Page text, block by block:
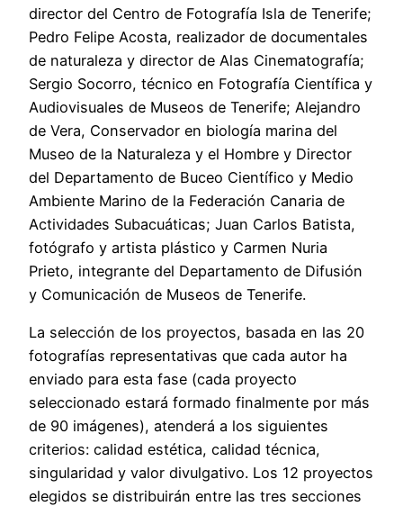
director del Centro de Fotografía Isla de Tenerife;
Pedro Felipe Acosta, realizador de documentales
de naturaleza y director de Alas Cinematografía;
Sergio Socorro, técnico en Fotografía Científica y
Audiovisuales de Museos de Tenerife; Alejandro
de Vera, Conservador en biología marina del
Museo de la Naturaleza y el Hombre y Director
del Departamento de Buceo Científico y Medio
Ambiente Marino de la Federación Canaria de
Actividades Subacuáticas; Juan Carlos Batista,
fotógrafo y artista plástico y Carmen Nuria
Prieto, integrante del Departamento de Difusión
y Comunicación de Museos de Tenerife.
La selección de los proyectos, basada en las 20
fotografías representativas que cada autor ha
enviado para esta fase (cada proyecto
seleccionado estará formado finalmente por más
de 90 imágenes), atenderá a los siguientes
criterios: calidad estética, calidad técnica,
singularidad y valor divulgativo. Los 12 proyectos
elegidos se distribuirán entre las tres secciones